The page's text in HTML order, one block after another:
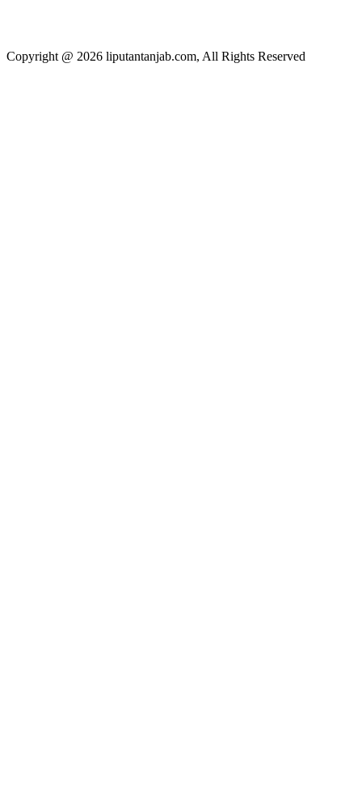
Copyright @ 2026 liputantanjab.com, All Rights Reserved